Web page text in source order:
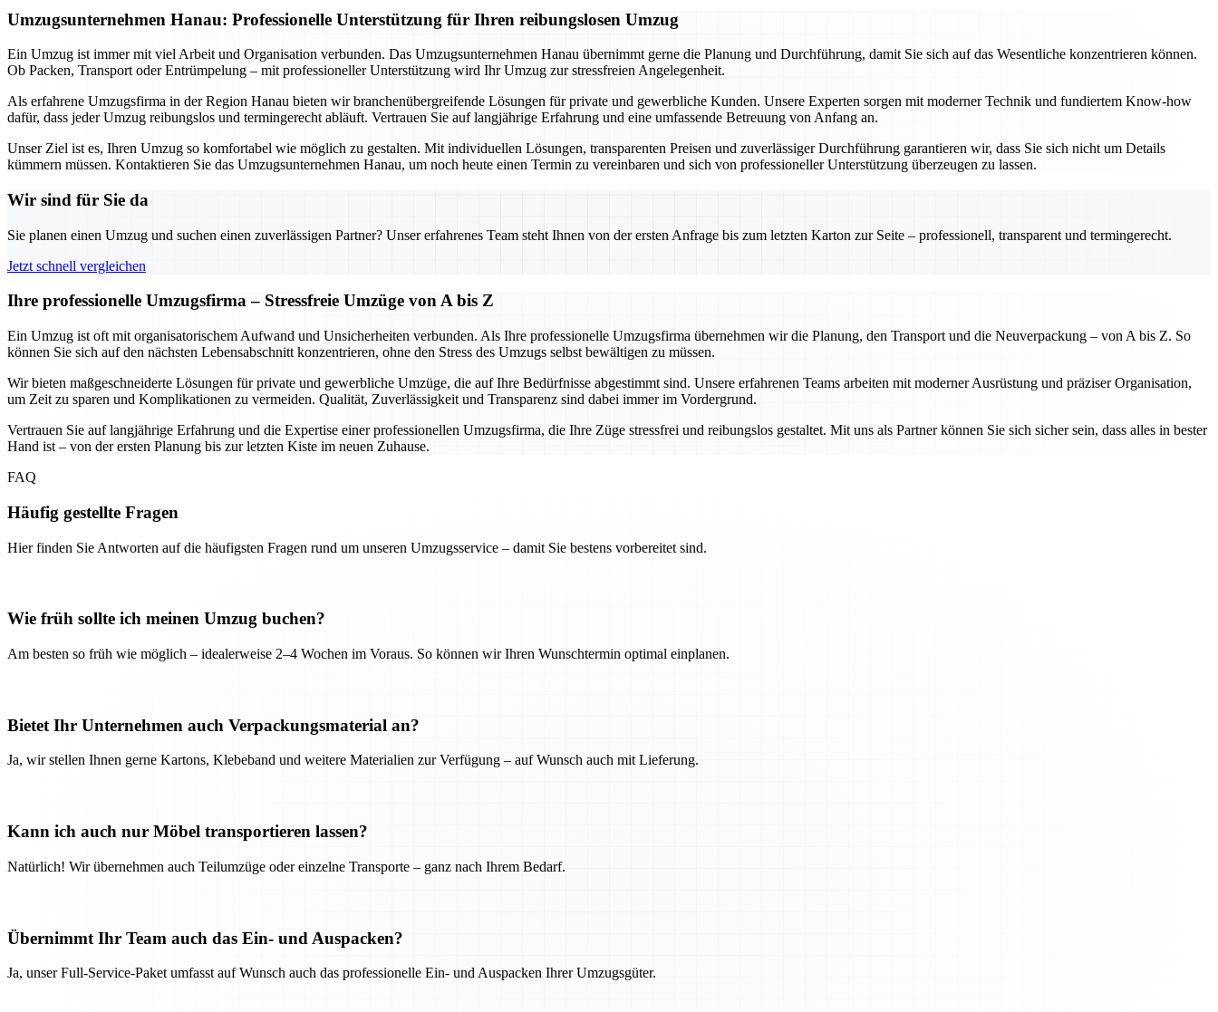
Umzugsunternehmen Hanau: Professionelle Unterstützung für Ihren reibungslosen Umzug
Ein Umzug ist immer mit viel Arbeit und Organisation verbunden. Das Umzugsunternehmen Hanau übernimmt gerne die Planung und Durchführung, damit Sie sich auf das Wesentliche konzentrieren können.
Ob Packen, Transport oder Entrümpelung – mit professioneller Unterstützung wird Ihr Umzug zur stressfreien Angelegenheit.
Als erfahrene Umzugsfirma in der Region Hanau bieten wir branchenübergreifende Lösungen für private und gewerbliche Kunden. Unsere Experten sorgen mit moderner Technik und fundiertem Know-how
dafür, dass jeder Umzug reibungslos und termingerecht abläuft. Vertrauen Sie auf langjährige Erfahrung und eine umfassende Betreuung von Anfang an.
Unser Ziel ist es, Ihren Umzug so komfortabel wie möglich zu gestalten. Mit individuellen Lösungen, transparenten Preisen und zuverlässiger Durchführung garantieren wir, dass Sie sich nicht um Details
kümmern müssen. Kontaktieren Sie das Umzugsunternehmen Hanau, um noch heute einen Termin zu vereinbaren und sich von professioneller Unterstützung überzeugen zu lassen.
Wir sind für Sie da
Sie planen einen Umzug und suchen einen zuverlässigen Partner? Unser erfahrenes Team steht Ihnen von der ersten Anfrage bis zum letzten Karton zur Seite – professionell, transparent und termingerecht.
Jetzt schnell vergleichen
Ihre professionelle Umzugsfirma – Stressfreie Umzüge von A bis Z
Ein Umzug ist oft mit organisatorischem Aufwand und Unsicherheiten verbunden. Als Ihre professionelle Umzugsfirma übernehmen wir die Planung, den Transport und die Neuverpackung – von A bis Z. So
können Sie sich auf den nächsten Lebensabschnitt konzentrieren, ohne den Stress des Umzugs selbst bewältigen zu müssen.
Wir bieten maßgeschneiderte Lösungen für private und gewerbliche Umzüge, die auf Ihre Bedürfnisse abgestimmt sind. Unsere erfahrenen Teams arbeiten mit moderner Ausrüstung und präziser Organisation,
um Zeit zu sparen und Komplikationen zu vermeiden. Qualität, Zuverlässigkeit und Transparenz sind dabei immer im Vordergrund.
Vertrauen Sie auf langjährige Erfahrung und die Expertise einer professionellen Umzugsfirma, die Ihre Züge stressfrei und reibungslos gestaltet. Mit uns als Partner können Sie sich sicher sein, dass alles in bester
Hand ist – von der ersten Planung bis zur letzten Kiste im neuen Zuhause.
FAQ
Häufig gestellte Fragen
Hier finden Sie Antworten auf die häufigsten Fragen rund um unseren Umzugsservice – damit Sie bestens vorbereitet sind.
Wie früh sollte ich meinen Umzug buchen?
Am besten so früh wie möglich – idealerweise 2–4 Wochen im Voraus. So können wir Ihren Wunschtermin optimal einplanen.
Bietet Ihr Unternehmen auch Verpackungsmaterial an?
Ja, wir stellen Ihnen gerne Kartons, Klebeband und weitere Materialien zur Verfügung – auf Wunsch auch mit Lieferung.
Kann ich auch nur Möbel transportieren lassen?
Natürlich! Wir übernehmen auch Teilumzüge oder einzelne Transporte – ganz nach Ihrem Bedarf.
Übernimmt Ihr Team auch das Ein- und Auspacken?
Ja, unser Full-Service-Paket umfasst auf Wunsch auch das professionelle Ein- und Auspacken Ihrer Umzugsgüter.